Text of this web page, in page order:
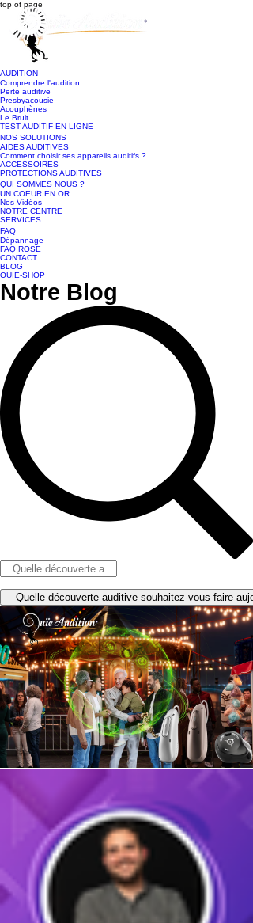
top of page
AUDITION
Comprendre l'audition
Perte auditive
Presbyacousie
Acouphènes
Le Bruit
TEST AUDITIF EN LIGNE
NOS SOLUTIONS
AIDES AUDITIVES
Comment choisir ses appareils auditifs ?
ACCESSOIRES
PROTECTIONS AUDITIVES
QUI SOMMES NOUS ?
UN COEUR EN OR
Nos Vidéos
NOTRE CENTRE
SERVICES
FAQ
Dépannage
FAQ ROSE
CONTACT
BLOG
OUIE-SHOP
Notre Blog